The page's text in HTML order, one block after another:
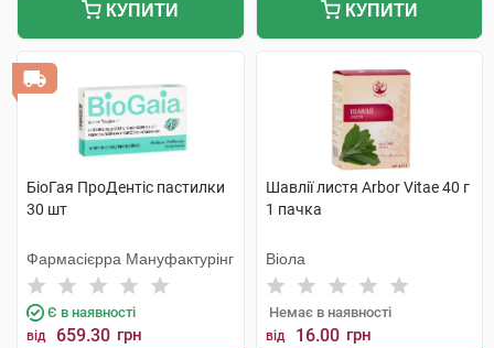
КУПИТИ КУПИТИ
БіоГая ПроДентіс пастилки
30 шт
Фармасієрра Мануфактурінг
Є в наявності
від 659.30 грн
Шавлії листя Arbor Vitae 40 г
1 пачка
Віола
Немає в наявності
від 16.00 грн